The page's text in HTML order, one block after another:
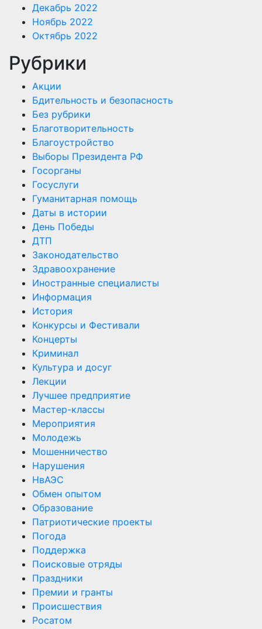
Декабрь 2022
Ноябрь 2022
Октябрь 2022
Рубрики
Акции
Бдительность и безопасность
Без рубрики
Благотворительность
Благоустройство
Выборы Президента РФ
Госорганы
Госуслуги
Гуманитарная помощь
Даты в истории
День Победы
ДТП
Законодательство
Здравоохранение
Иностранные специалисты
Информация
История
Конкурсы и Фестивали
Концерты
Криминал
Культура и досуг
Лекции
Лучшее предприятие
Мастер-классы
Мероприятия
Молодежь
Мошенничество
Нарушения
НвАЭС
Обмен опытом
Образование
Патриотические проекты
Погода
Поддержка
Поисковые отряды
Праздники
Премии и гранты
Происшествия
Росатом